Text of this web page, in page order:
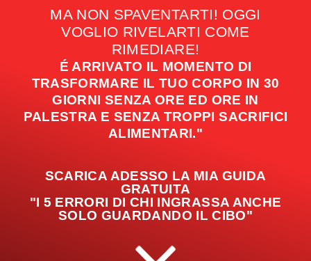
MA NON SPAVENTARTI! OGGI
VOGLIO RIVELARTI COME
RIMEDIARE!
É ARRIVATO IL MOMENTO DI
TRASFORMARE IL TUO CORPO IN 30
GIORNI SENZA ORE ED ORE IN
PALESTRA E SENZA TROPPI SACRIFICI
ALIMENTARI."
SCARICA ADESSO LA MIA GUIDA
GRATUITA
"I 5 ERRORI DI CHI INGRASSA ANCHE
SOLO GUARDANDO IL CIBO"